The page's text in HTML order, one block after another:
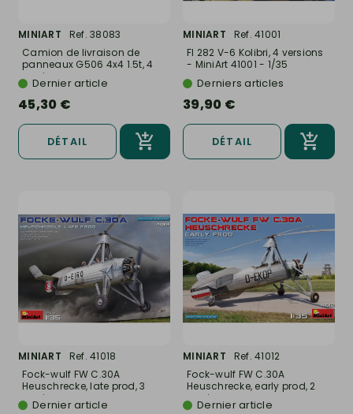
MINIART
Ref. 38083
Camion de livraison de
panneaux G506 4x4 1.5t, 4
versions...
Dernier article
45,30 €
DÉTAIL
MINIART
Ref. 41001
FI 282 V-6 Kolibri, 4 versions
- MiniArt 41001 - 1/35
Derniers articles
39,90 €
DÉTAIL
MINIART
Ref. 41018
Fock-wulf FW C.30A
Heuschrecke, late prod, 3
versions -...
Dernier article
MINIART
Ref. 41012
Fock-wulf FW C.30A
Heuschrecke, early prod, 2
versions -...
Dernier article